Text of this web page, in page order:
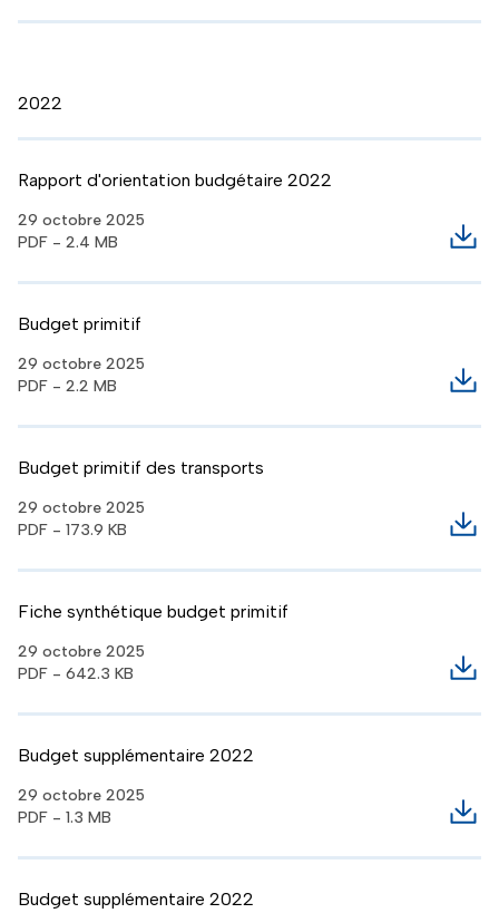
2022
Rapport d'orientation budgétaire 2022
29 octobre 2025
PDF - 2.4 MB
Budget primitif
29 octobre 2025
PDF - 2.2 MB
Budget primitif des transports
29 octobre 2025
PDF - 173.9 KB
Fiche synthétique budget primitif
29 octobre 2025
PDF - 642.3 KB
Budget supplémentaire 2022
29 octobre 2025
PDF - 1.3 MB
Budget supplémentaire 2022